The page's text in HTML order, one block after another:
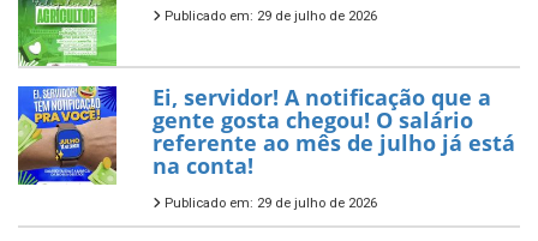
Publicado em: 29 de julho de 2026
Ei, servidor! A notificação que a
gente gosta chegou! O salário
referente ao mês de julho já está
na conta!
Publicado em: 29 de julho de 2026